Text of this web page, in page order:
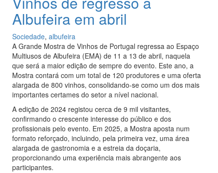
Albufeira em abril
Sociedade, albufeira
A Grande Mostra de Vinhos de Portugal regressa ao Espaço
Multiusos de Albufeira (EMA) de 11 a 13 de abril, naquela
que será a maior edição de sempre do evento. Este ano, a
Mostra contará com um total de 120 produtores e uma oferta
alargada de 800 vinhos, consolidando-se como um dos mais
importantes certames do setor a nível nacional.
A edição de 2024 registou cerca de 9 mil visitantes,
confirmando o crescente interesse do público e dos
profissionais pelo evento. Em 2025, a Mostra aposta num
formato reforçado, incluindo, pela primeira vez, uma área
alargada de gastronomia e a estreia da doçaria,
proporcionando uma experiência mais abrangente aos
participantes.